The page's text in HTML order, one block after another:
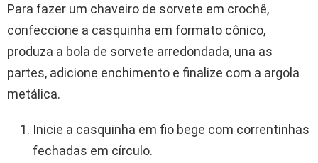
Para fazer um chaveiro de sorvete em crochê,
confeccione a casquinha em formato cônico,
produza a bola de sorvete arredondada, una as
partes, adicione enchimento e finalize com a argola
metálica.
Inicie a casquinha em fio bege com correntinhas
fechadas em círculo.